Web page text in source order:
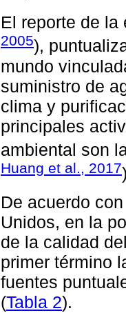
El reporte de la
2005),
mundo
suministro de
clima y
principales
ambiental son
Huang et al., 2017
De acuerdo
Unidos, en la
de la calidad
primer término
fuentes
(Tabla 2).